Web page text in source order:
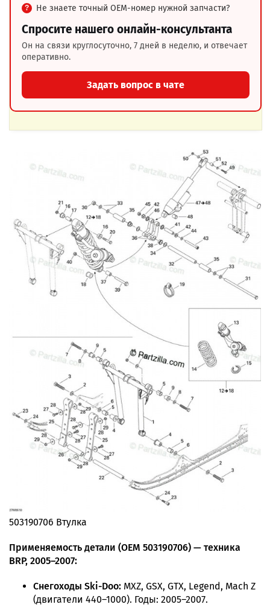
Не знаете точный OEM-номер нужной запчасти?
Спросите нашего онлайн-консультанта
Он на связи круглосуточно, 7 дней в неделю, и отвечает
оперативно.
Задать вопрос в чате
503190706 Втулка
Применяемость детали (OEM 503190706) — техника
BRP, 2005–2007:
Снегоходы Ski-Doo: MXZ, GSX, GTX, Legend, Mach Z
(двигатели 440–1000). Годы: 2005–2007.